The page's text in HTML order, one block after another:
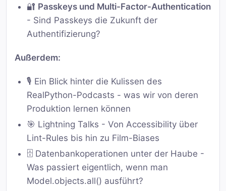
🔐 Passkeys und Multi-Factor-Authentication
- Sind Passkeys die Zukunft der
Authentifizierung?
Außerdem:
🎙️ Ein Blick hinter die Kulissen des
RealPython-Podcasts - was wir von deren
Produktion lernen können
🎯 Lightning Talks - Von Accessibility über
Lint-Rules bis hin zu Film-Biases
🗄️ Datenbankoperationen unter der Haube -
Was passiert eigentlich, wenn man
Model.objects.all() ausführt?